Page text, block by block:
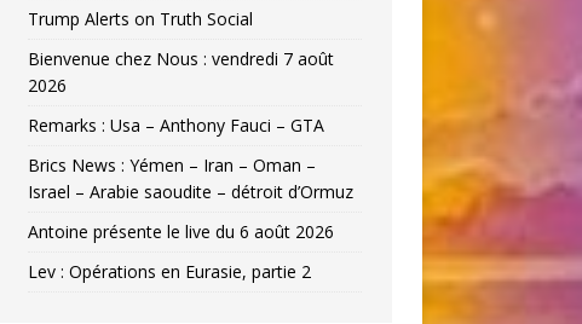
Trump Alerts on Truth Social
Bienvenue chez Nous : vendredi 7 août
2026
Remarks : Usa – Anthony Fauci – GTA
Brics News : Yémen – Iran – Oman –
Israel – Arabie saoudite – détroit d’Ormuz
Antoine présente le live du 6 août 2026
Lev : Opérations en Eurasie, partie 2